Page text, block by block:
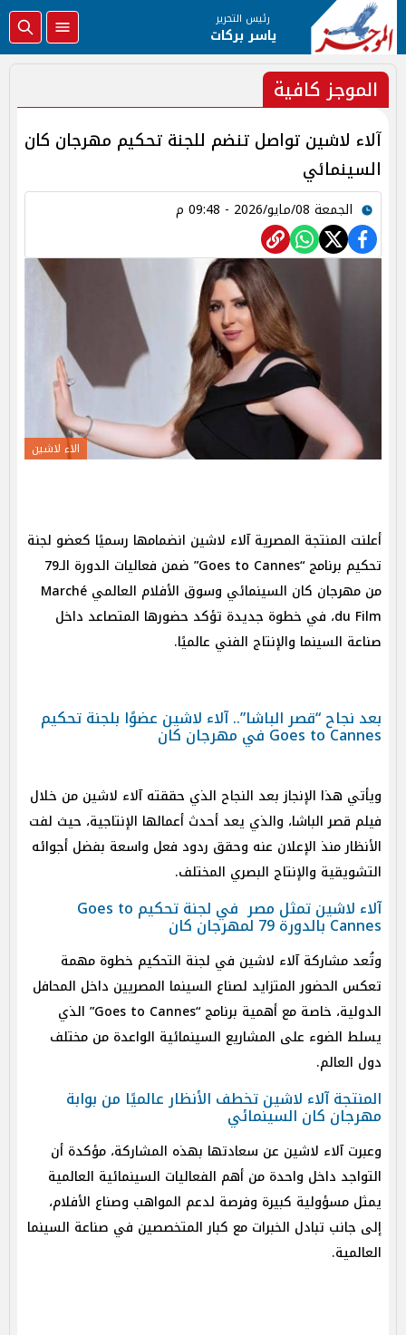
رئيس التحرير
ياسر بركات
الموجز كافية
آلاء لاشين تواصل تنضم للجنة تحكيم مهرجان كان
السينمائي
الجمعة 08/مايو/2026 - 09:48 م
الاء لاشين
أعلنت المنتجة المصرية آلاء لاشين انضمامها رسميًا كعضو لجنة
تحكيم برنامج “Goes to Cannes” ضمن فعاليات الدورة الـ79
من مهرجان كان السينمائي وسوق الأفلام العالمي Marché
du Film، في خطوة جديدة تؤكد حضورها المتصاعد داخل
صناعة السينما والإنتاج الفني عالميًا.
بعد نجاح “قصر الباشا”.. آلاء لاشين عضوًا بلجنة تحكيم
Goes to Cannes في مهرجان كان
ويأتي هذا الإنجاز بعد النجاح الذي حققته آلاء لاشين من خلال
فيلم قصر الباشا، والذي يعد أحدث أعمالها الإنتاجية، حيث لفت
الأنظار منذ الإعلان عنه وحقق ردود فعل واسعة بفضل أجوائه
التشويقية والإنتاج البصري المختلف.
آلاء لاشين تمثل مصر في لجنة تحكيم Goes to
Cannes بالدورة 79 لمهرجان كان
وتُعد مشاركة آلاء لاشين في لجنة التحكيم خطوة مهمة
تعكس الحضور المتزايد لصناع السينما المصريين داخل المحافل
الدولية، خاصة مع أهمية برنامج “Goes to Cannes” الذي
يسلط الضوء على المشاريع السينمائية الواعدة من مختلف
دول العالم.
المنتجة آلاء لاشين تخطف الأنظار عالميًا من بوابة
مهرجان كان السينمائي
وعبرت آلاء لاشين عن سعادتها بهذه المشاركة، مؤكدة أن
التواجد داخل واحدة من أهم الفعاليات السينمائية العالمية
يمثل مسؤولية كبيرة وفرصة لدعم المواهب وصناع الأفلام،
إلى جانب تبادل الخبرات مع كبار المتخصصين في صناعة السينما
العالمية.